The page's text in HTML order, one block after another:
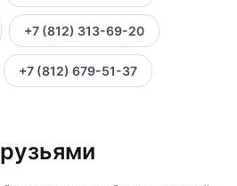
+7 (812) 313-69-20
+7 (812) 679-51-37